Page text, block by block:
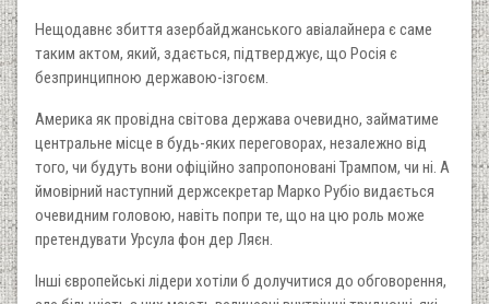
Нещодавнє збиття азербайджанського авіалайнера є саме
таким актом, який, здається, підтверджує, що Росія є
безпринципною державою-ізгоєм.
Америка як провідна світова держава очевидно, займатиме
центральне місце в будь-яких переговорах, незалежно від
того, чи будуть вони офіційно запропоновані Трампом, чи ні. А
ймовірний наступний держсекретар Марко Рубіо видається
очевидним головою, навіть попри те, що на цю роль може
претендувати Урсула фон дер Ляєн.
Інші європейські лідери хотіли б долучитися до обговорення,